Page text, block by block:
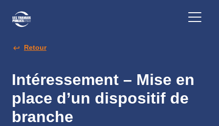
Retour
Intéressement – Mise en
place d’un dispositif de
branche